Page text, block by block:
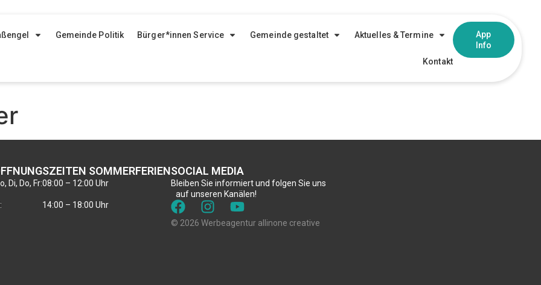
Gemeinde Politik Bürger*innen Service Gemeinde gestaltet Aktuelles & Termine
Kontakt
App
Info
SOMMERFERIEN
Di, Do, Fr:08:00 – 12:00 Uhr
14:00 – 18:00 Uhr
SOCIAL MEDIA
Bleiben Sie informiert und folgen Sie uns
auf unseren Kanälen!
© 2026 Werbeagentur allinone creative